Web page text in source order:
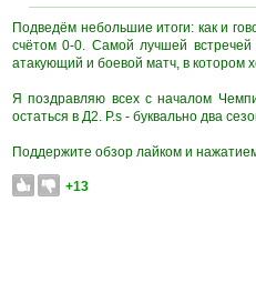
Подведём небольшие итоги: как и
счётом 0-0. Самой лучшей
атакующий и боевой матч, в котором
Я поздравляю всех с началом
остаться в Д2. P.s - буквально два
Поддержите обзор лайком и
+13